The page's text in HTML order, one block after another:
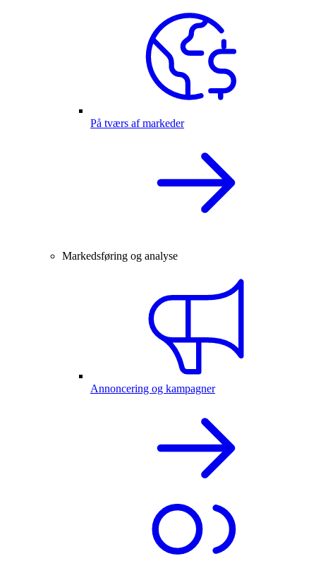
På tværs af markeder
Markedsføring og analyse
Annoncering og kampagner